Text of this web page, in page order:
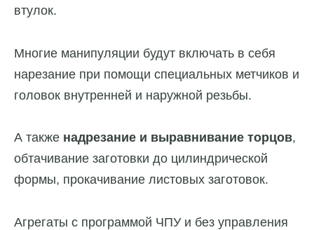
втулок.
Многие манипуляции будут включать в себя
нарезание при помощи специальных метчиков и
головок внутренней и наружной резьбы.
А также надрезание и выравнивание торцов,
обтачивание заготовки до цилиндрической
формы, прокачивание листовых заготовок.
Агрегаты с программой ЧПУ и без управления